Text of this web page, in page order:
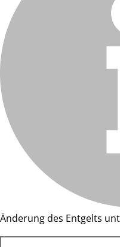
Änderung des Entgelts